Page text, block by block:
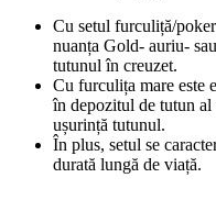
Cu setul furculiță/
nuanța Gold- auriu-
tutunul în creuzet.
Cu furculița mare este
în depozitul de tutun
ușurință tutunul.
În plus, setul se
durată lungă de viață.